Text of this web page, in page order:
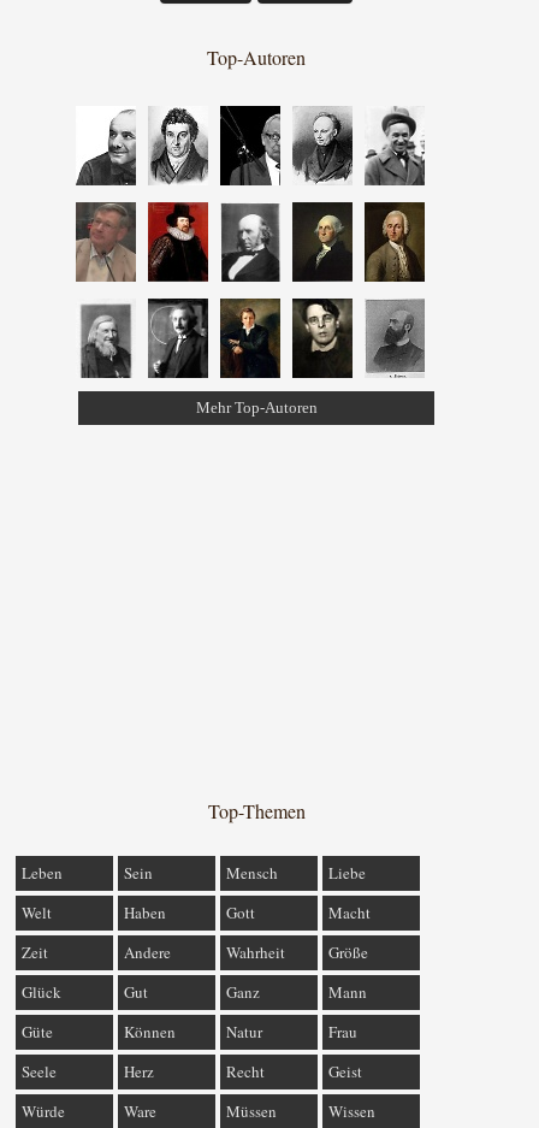
Top-Autoren
Mehr Top-Autoren
Top-Themen
Leben Sein Mensch
Liebe
Welt
Haben Gott
Macht
Zeit
Andere Wahrheit
Größe
Glück
Gut Ganz
Mann
Güte
Können Natur
Frau
Seele
Herz Recht
Geist
Würde
Ware Müssen Wissen